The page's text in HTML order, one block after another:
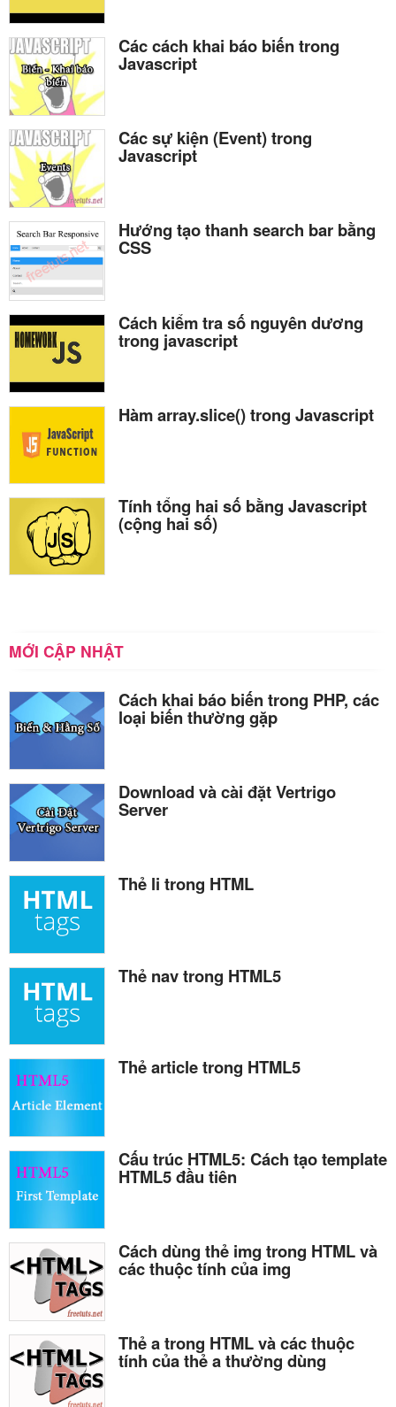
Các cách khai báo biến trong
Javascript
Các sự kiện (Event) trong
Javascript
Hướng tạo thanh search bar bằng
CSS
Cách kiểm tra số nguyên dương
trong javascript
Hàm array.slice() trong Javascript
Tính tổng hai số bằng Javascript
(cộng hai số)
MỚI CẬP NHẬT
Cách khai báo biến trong PHP, các
loại biến thường gặp
Download và cài đặt Vertrigo
Server
Thẻ li trong HTML
Thẻ nav trong HTML5
Thẻ article trong HTML5
Cấu trúc HTML5: Cách tạo template
HTML5 đầu tiên
Cách dùng thẻ img trong HTML và
các thuộc tính của img
Thẻ a trong HTML và các thuộc
tính của thẻ a thường dùng